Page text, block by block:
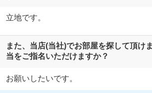
立地です。
また、当店(当社)でお部屋を探して頂け
当をご指名いただけますか？
お願いしたいです。